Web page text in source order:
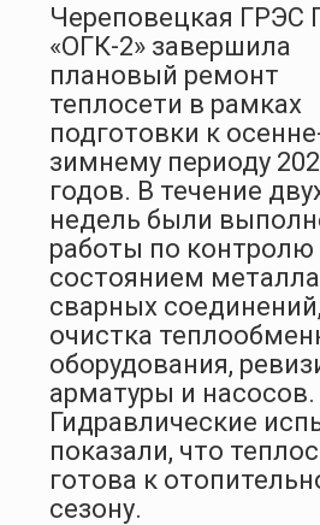
Череповецкая ГРЭС
«ОГК-2» завершила
плановый ремонт
теплосети в рамках
подготовки к
зимнему периоду
годов. В течение
недель были
работы по контролю
состоянием
сварных соединений,
очистка
оборудования,
арматуры и насосов.
Гидравлические
показали, что
готова к
сезону.